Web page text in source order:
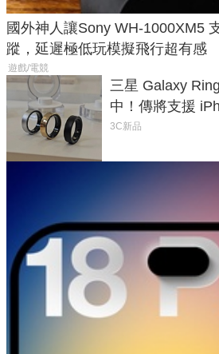
國外神人讓Sony WH-1000XM5
蹤，延遲極低玩模擬飛行超有感
遊戲/電競
三星 Galaxy
中！傳將支援
與智慧家電連動
3C新品